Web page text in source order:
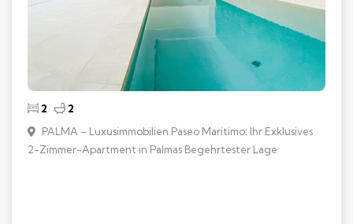
2 2
PALMA – Luxusimmobilien Paseo Maritimo: Ihr Exklusives
2-Zimmer-Apartment in Palmas Begehrtester Lage